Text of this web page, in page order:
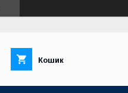
Кошик